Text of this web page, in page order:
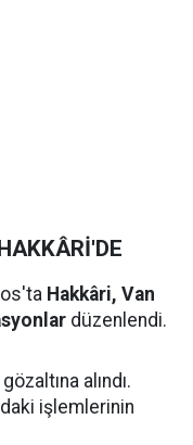
Hakkâri, Van
düzenlendi.
alındı.
işlemlerinin